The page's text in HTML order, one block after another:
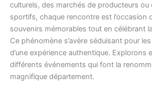
culturels, des marchés de producteurs ou
sportifs, chaque rencontre est l’occasion
souvenirs mémorables tout en célébrant
Ce phénomène s’avère séduisant pour
d’une expérience authentique. Explorons
différents événements qui font la
magnifique département.